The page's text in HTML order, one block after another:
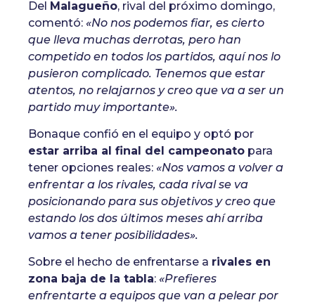
Del Malagueño, rival del próximo domingo,
comentó: «No nos podemos fiar, es cierto
que lleva muchas derrotas, pero han
competido en todos los partidos, aquí nos lo
pusieron complicado. Tenemos que estar
atentos, no relajarnos y creo que va a ser un
partido muy importante».
Bonaque confió en el equipo y optó por
estar arriba al final del campeonato para
tener opciones reales: «Nos vamos a volver a
enfrentar a los rivales, cada rival se va
posicionando para sus objetivos y creo que
estando los dos últimos meses ahí arriba
vamos a tener posibilidades».
Sobre el hecho de enfrentarse a rivales en
zona baja de la tabla: «Prefieres
enfrentarte a equipos que van a pelear por